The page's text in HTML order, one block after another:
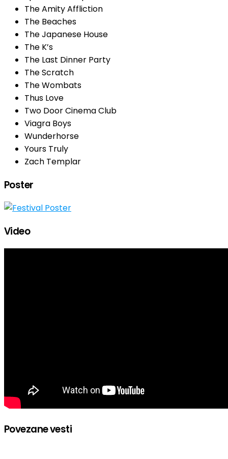
The Amity Affliction
The Beaches
The Japanese House
The K’s
The Last Dinner Party
The Scratch
The Wombats
Thus Love
Two Door Cinema Club
Viagra Boys
Wunderhorse
Yours Truly
Zach Templar
Poster
Video
Povezane vesti